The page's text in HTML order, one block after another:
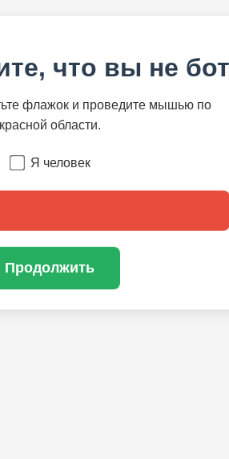
что вы не бот
флажок и проведите мышью по
красной области.
Я человек
Продолжить